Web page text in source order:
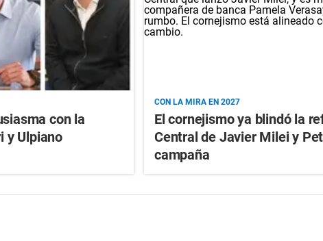
con la
y Ulpiano
CON LA MIRA EN 2027
El cornejismo ya blindó la
Central de Javier Milei y
campaña